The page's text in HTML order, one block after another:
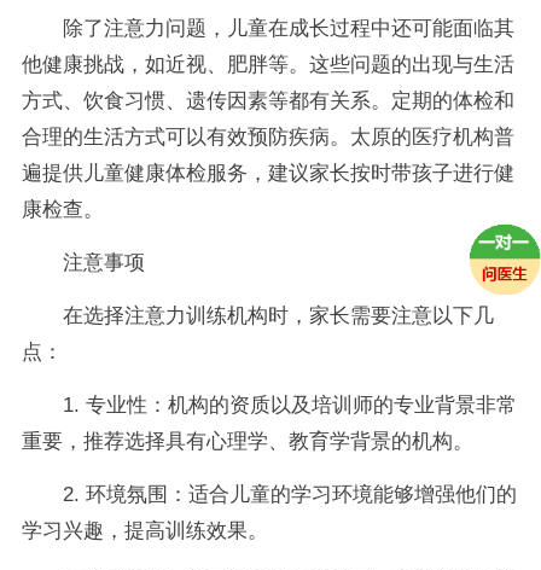
除了注意力问题，儿童在成长过程中还可能面临其
他健康挑战，如近视、肥胖等。这些问题的出现与生活
方式、饮食习惯、遗传因素等都有关系。定期的体检和
合理的生活方式可以有效预防疾病。太原的医疗机构普
遍提供儿童健康体检服务，建议家长按时带孩子进行健
康检查。
注意事项
在选择注意力训练机构时，家长需要注意以下几
点：
1. 专业性：机构的资质以及培训师的专业背景非常
重要，推荐选择具有心理学、教育学背景的机构。
2. 环境氛围：适合儿童的学习环境能够增强他们的
学习兴趣，提高训练效果。